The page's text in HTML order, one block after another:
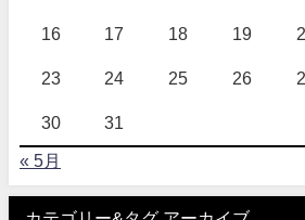
16 17 18 19
23 24 25 26
30 31
« 5月